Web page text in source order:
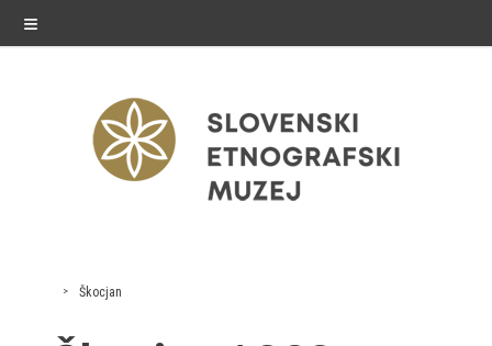
≡
razstave
Stalne razstave
Škocjan